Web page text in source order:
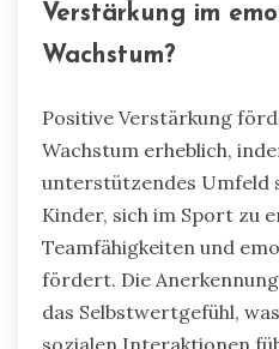
Verstärkung im
Wachstum?
Positive Verstärkung
Wachstum erheblich,
unterstützendes Umfeld
Kinder, sich im Sport zu
Teamfähigkeiten und
fördert. Die
das Selbstwertgefühl,
sozialen Interaktionen